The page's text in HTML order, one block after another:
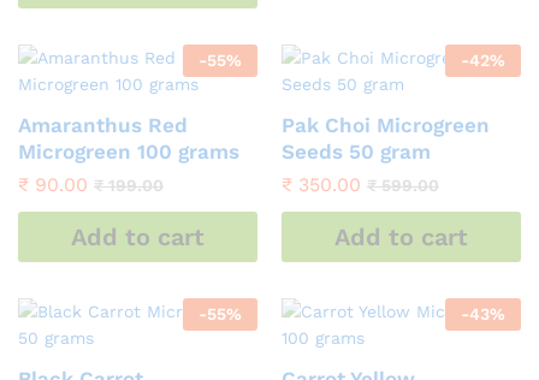
-55%
Amaranthus Red
Microgreen 100 grams
₹ 90.00 ₹199.00
Add to cart
-42%
Pak Choi Microgreen
Seeds 50 gram
₹ 350.00 ₹599.00
Add to cart
-55% -43%